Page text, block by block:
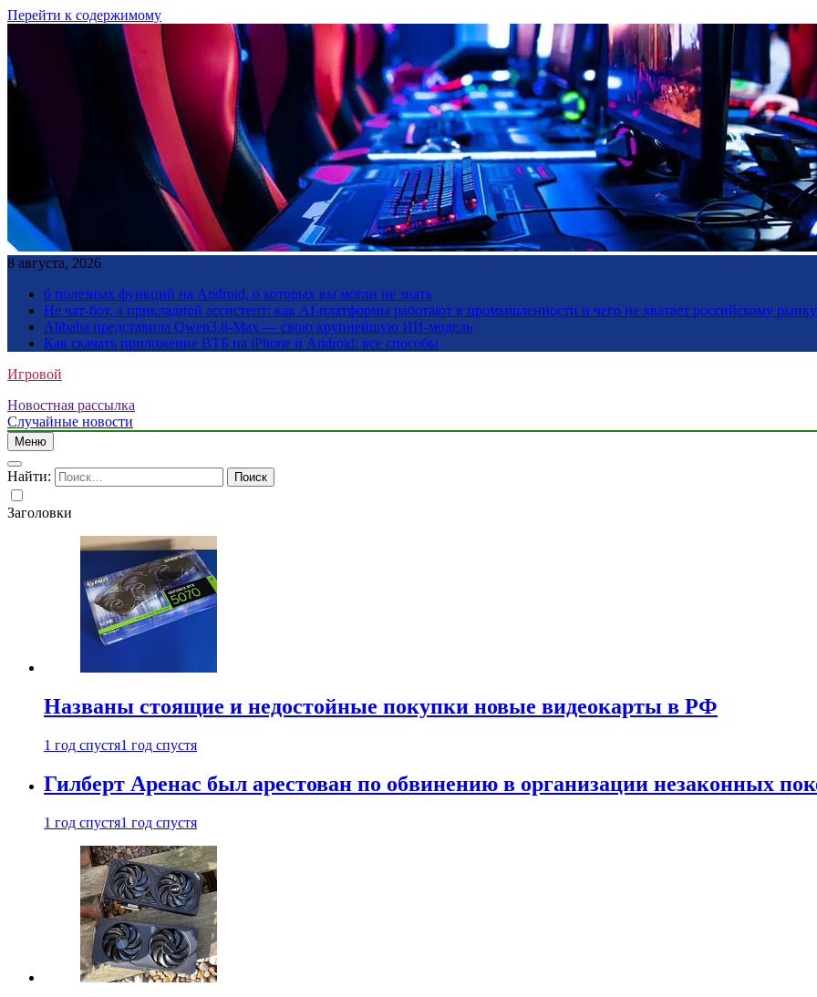
Перейти к содержимому
8 августа, 2026
6 полезных функций на Android, о которых вы могли не знать
Не чат-бот, а прикладной ассистент: как AI-платформы работают в промышленности и чего не хватает российскому рынку
Alibaba представила Qwen3.8-Max — свою крупнейшую ИИ-модель
Как скачать приложение ВТБ на iPhone и Android: все способы
Игровой
Новостная рассылка
Случайные новости
Меню
Найти:
Заголовки
Названы стоящие и недостойные покупки новые видеокарты в РФ
1 год спустя1 год спустя
Гилберт Аренас был арестован по обвинению в организации незаконных
1 год спустя1 год спустя